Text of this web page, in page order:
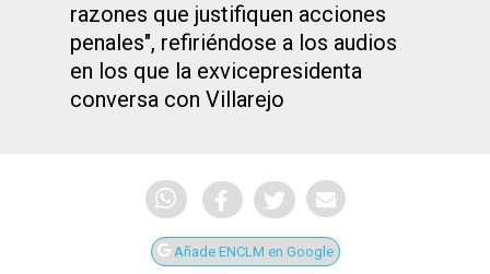
razones que justifiquen acciones
penales", refiriéndose a los audios
en los que la exvicepresidenta
conversa con Villarejo
Añade ENCLM en Google